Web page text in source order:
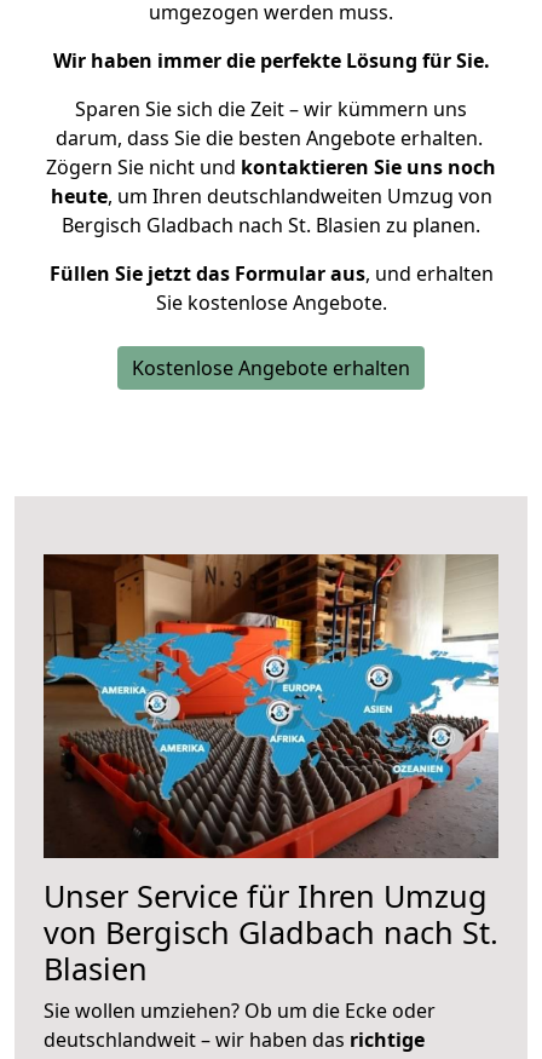
umgezogen werden muss.
Wir haben immer die perfekte Lösung für Sie.
Sparen Sie sich die Zeit – wir kümmern uns
darum, dass Sie die besten Angebote erhalten.
Zögern Sie nicht und kontaktieren Sie uns noch
heute, um Ihren deutschlandweiten Umzug von
Bergisch Gladbach nach St. Blasien zu planen.
Füllen Sie jetzt das Formular aus, und erhalten
Sie kostenlose Angebote.
Kostenlose Angebote erhalten
Unser Service für Ihren Umzug
von Bergisch Gladbach nach St.
Blasien
Sie wollen umziehen? Ob um die Ecke oder
deutschlandweit – wir haben das richtige